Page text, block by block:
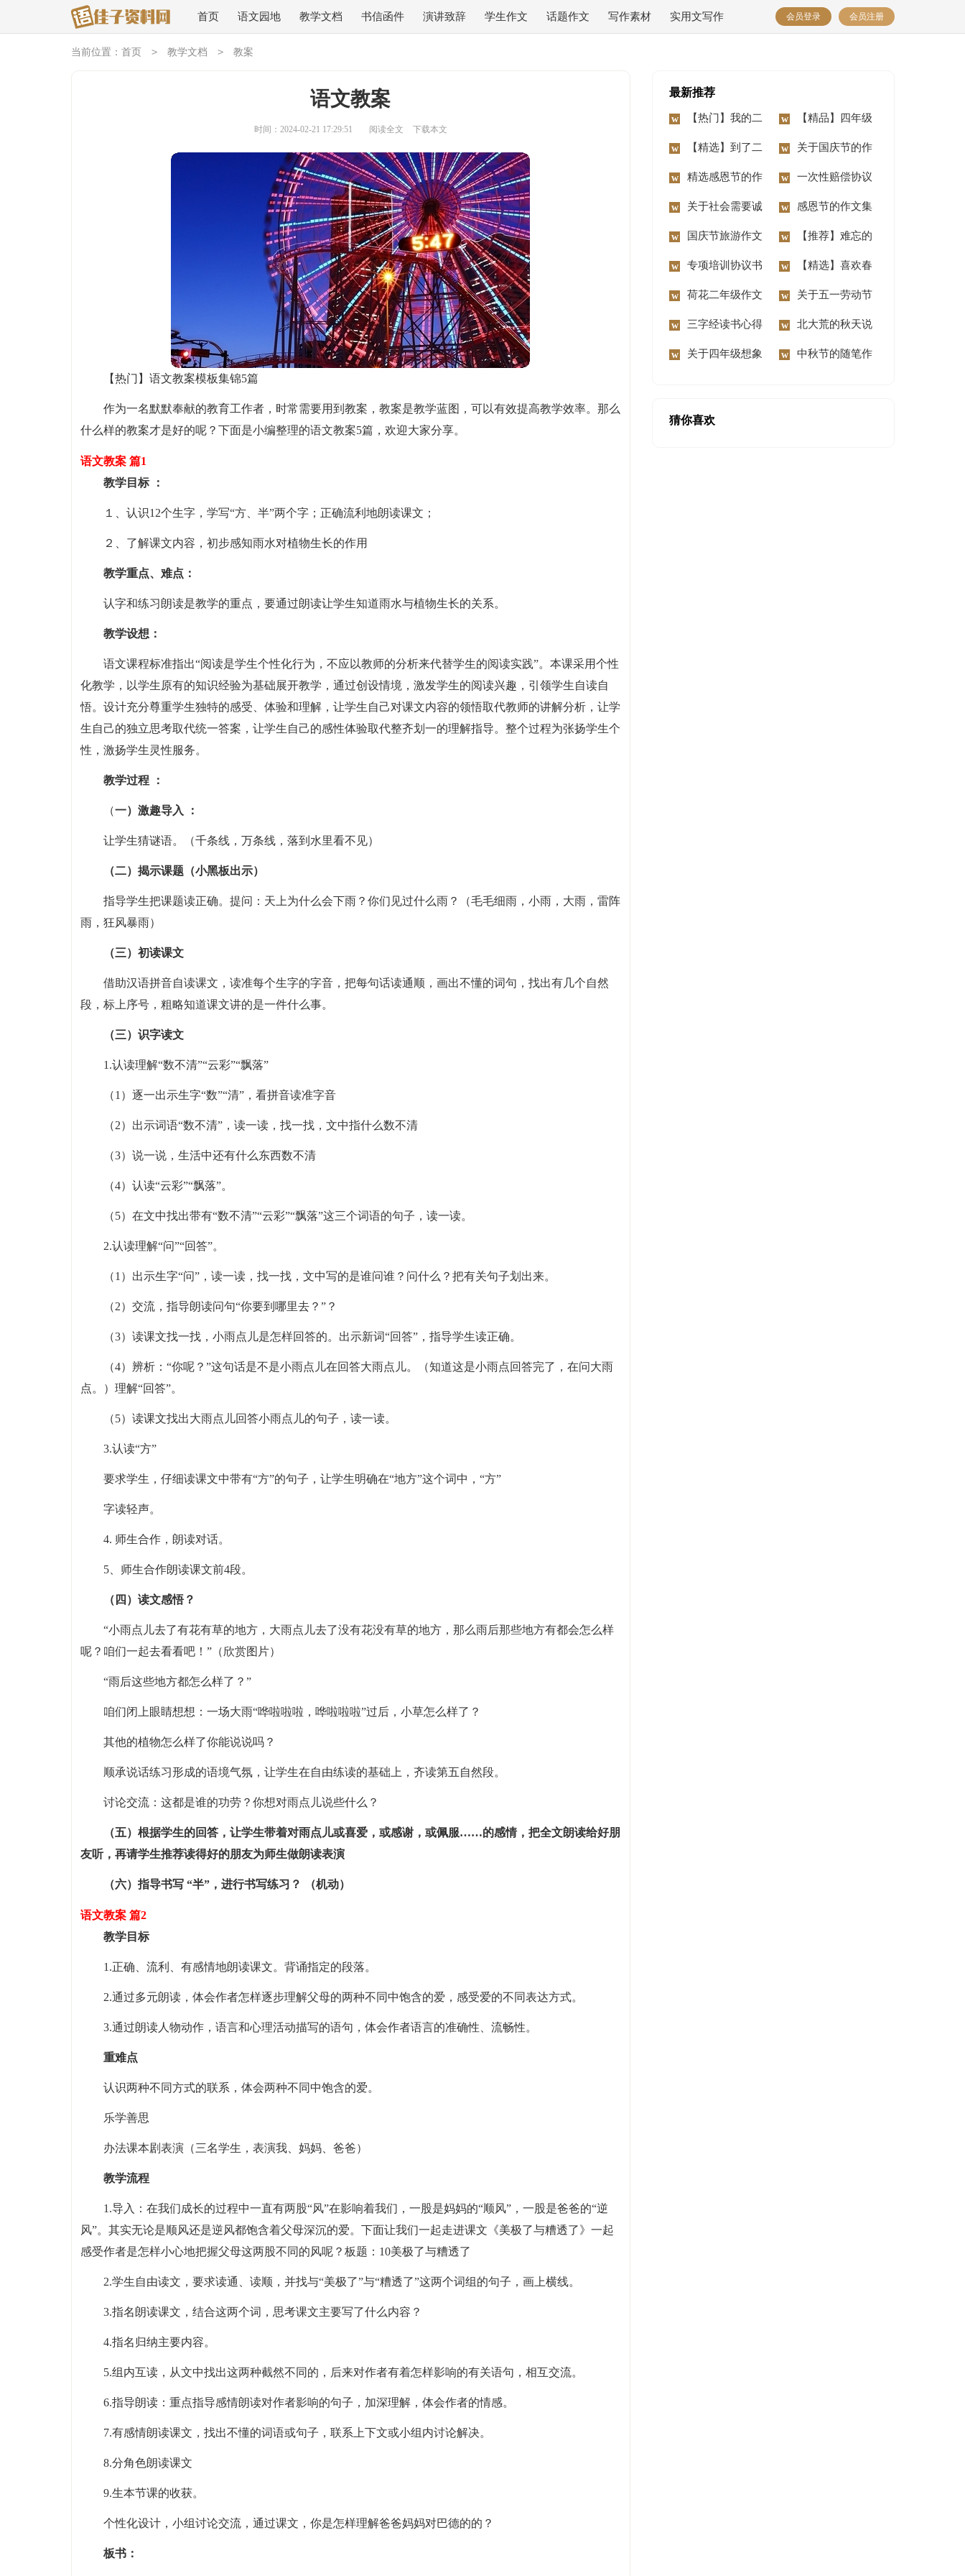
首页 语文园地 教学文档 书信函件 演讲致辞 学生作文 话题作文 写作素材 实用文写作 会员登录 会员注册
当前位置： 首页 > 教学文档 > 教案
语文教案
时间：2024-02-21 17:29:51 阅读全文 下载本文
【热门】语文教案模板集锦5篇
作为一名默默奉献的教育工作者，时常需要用到教案，教案是教学蓝图，可以有效提高教学效率。那么
什么样的教案才是好的呢？下面是小编整理的语文教案5篇，欢迎大家分享。
语文教案 篇1
教学目标 ：
１、认识12个生字，学写“方、半”两个字；正确流利地朗读课文；
２、了解课文内容，初步感知雨水对植物生长的作用
教学重点、难点：
认字和练习朗读是教学的重点，要通过朗读让学生知道雨水与植物生长的关系。
教学设想：
语文课程标准指出“阅读是学生个性化行为，不应以教师的分析来代替学生的阅读实践”。本课采用个性
化教学，以学生原有的知识经验为基础展开教学，通过创设情境，激发学生的阅读兴趣，引领学生自读自
悟。设计充分尊重学生独特的感受、体验和理解，让学生自己对课文内容的领悟取代教师的讲解分析，让学
生自己的独立思考取代统一答案，让学生自己的感性体验取代整齐划一的理解指导。整个过程为张扬学生个
性，激扬学生灵性服务。
教学过程 ：
（一）激趣导入 ：
让学生猜谜语。（千条线，万条线，落到水里看不见）
（二）揭示课题（小黑板出示）
指导学生把课题读正确。提问：天上为什么会下雨？你们见过什么雨？（毛毛细雨，小雨，大雨，雷阵
雨，狂风暴雨）
（三）初读课文
借助汉语拼音自读课文，读准每个生字的字音，把每句话读通顺，画出不懂的词句，找出有几个自然
段，标上序号，粗略知道课文讲的是一件什么事。
（三）识字读文
1.认读理解“数不清”“云彩”“飘落”
（1）逐一出示生字“数”“清”，看拼音读准字音
（2）出示词语“数不清”，读一读，找一找，文中指什么数不清
（3）说一说，生活中还有什么东西数不清
（4）认读“云彩”“飘落”。
（5）在文中找出带有“数不清”“云彩”“飘落”这三个词语的句子，读一读。
2.认读理解“问”“回答”。
（1）出示生字“问”，读一读，找一找，文中写的是谁问谁？问什么？把有关句子划出来。
（2）交流，指导朗读问句“你要到哪里去？”？
（3）读课文找一找，小雨点儿是怎样回答的。出示新词“回答”，指导学生读正确。
（4）辨析：“你呢？”这句话是不是小雨点儿在回答大雨点儿。（知道这是小雨点回答完了，在问大雨
点。）理解“回答”。
（5）读课文找出大雨点儿回答小雨点儿的句子，读一读。
3.认读“方”
要求学生，仔细读课文中带有“方”的句子，让学生明确在“地方”这个词中，“方”
字读轻声。
4. 师生合作，朗读对话。
5、师生合作朗读课文前4段。
（四）读文感悟？
“小雨点儿去了有花有草的地方，大雨点儿去了没有花没有草的地方，那么雨后那些地方有都会怎么样
呢？咱们一起去看看吧！”（欣赏图片）
“雨后这些地方都怎么样了？”
咱们闭上眼睛想想：一场大雨“哗啦啦啦，哗啦啦啦”过后，小草怎么样了？
其他的植物怎么样了你能说说吗？
顺承说话练习形成的语境气氛，让学生在自由练读的基础上，齐读第五自然段。
讨论交流：这都是谁的功劳？你想对雨点儿说些什么？
（五）根据学生的回答，让学生带着对雨点儿或喜爱，或感谢，或佩服……的感情，把全文朗读给好朋
友听，再请学生推荐读得好的朋友为师生做朗读表演
（六）指导书写 “半”，进行书写练习？ （机动）
语文教案 篇2
教学目标
1.正确、流利、有感情地朗读课文。背诵指定的段落。
2.通过多元朗读，体会作者怎样逐步理解父母的两种不同中饱含的爱，感受爱的不同表达方式。
3.通过朗读人物动作，语言和心理活动描写的语句，体会作者语言的准确性、流畅性。
重难点
认识两种不同方式的联系，体会两种不同中饱含的爱。
乐学善思
办法课本剧表演（三名学生，表演我、妈妈、爸爸）
教学流程
1.导入：在我们成长的过程中一直有两股“风”在影响着我们，一股是妈妈的“顺风”，一股是爸爸的“逆
风”。其实无论是顺风还是逆风都饱含着父母深沉的爱。下面让我们一起走进课文《美极了与糟透了》一起
感受作者是怎样小心地把握父母这两股不同的风呢？板题：10美极了与糟透了
2.学生自由读文，要求读通、读顺，并找与“美极了”与“糟透了”这两个词组的句子，画上横线。
3.指名朗读课文，结合这两个词，思考课文主要写了什么内容？
4.指名归纳主要内容。
5.组内互读，从文中找出这两种截然不同的，后来对作者有着怎样影响的有关语句，相互交流。
6.指导朗读：重点指导感情朗读对作者影响的句子，加深理解，体会作者的情感。
7.有感情朗读课文，找出不懂的词语或句子，联系上下文或小组内讨论解决。
8.分角色朗读课文
9.生本节课的收获。
个性化设计，小组讨论交流，通过课文，你是怎样理解爸爸妈妈对巴德的的？
板书：
最新推荐
【热门】我的二
年级作文锦集7篇
【精品】四年级
动物作文10篇
【精选】到了二
年级作文锦集七篇
关于国庆节的作
文汇编15篇
精选感恩节的作
文400字3篇
一次性赔偿协议
书
关于社会需要诚
信作文3篇
感恩节的作文集
合15篇
国庆节旅游作文
14篇
【推荐】难忘的
事二年级作文合集八
篇
专项培训协议书 【精选】喜欢春
节作文三篇
荷花二年级作文
300字锦集六篇
关于五一劳动节
慰问信范文汇编8篇
三字经读书心得
体会
北大荒的秋天说
课稿
关于四年级想象 中秋节的随笔作
猜你喜欢